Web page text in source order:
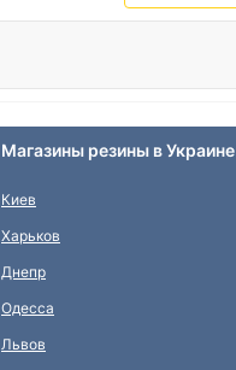
Магазины резины в Украине
Киев
Харьков
Днепр
Одесса
Львов